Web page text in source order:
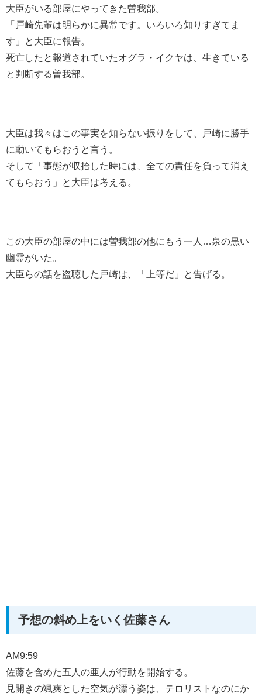
大臣がいる部屋にやってきた曽我部。
「戸崎先輩は明らかに異常です。いろいろ知りすぎてま
す」と大臣に報告。
死亡したと報道されていたオグラ・イクヤは、生きている
と判断する曽我部。
大臣は我々はこの事実を知らない振りをして、戸崎に勝手
に動いてもらおうと言う。
そして「事態が収拾した時には、全ての責任を負って消え
てもらおう」と大臣は考える。
この大臣の部屋の中には曽我部の他にもう一人…泉の黒い
幽霊がいた。
大臣らの話を盗聴した戸崎は、「上等だ」と告げる。
予想の斜め上をいく佐藤さん
AM9:59
佐藤を含めた五人の亜人が行動を開始する。
見開きの颯爽とした空気が漂う姿は、テロリストなのにか